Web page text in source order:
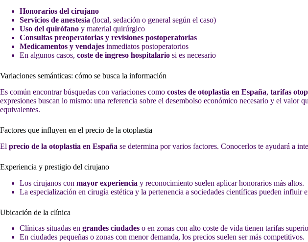
Honorarios del cirujano
Servicios de anestesia (local, sedación o general según el caso)
Uso del quirófano y material quirúrgico
Consultas preoperatorias y revisiones postoperatorias
Medicamentos y vendajes inmediatos postoperatorios
En algunos casos, coste de ingreso hospitalario si es necesario
Variaciones semánticas: cómo se busca la información
Es común encontrar búsquedas con variaciones como costes de otoplastia en España, tarifas
expresiones buscan lo mismo: una referencia sobre el desembolso económico necesario y el
equivalentes.
Factores que influyen en el precio de la otoplastia
El precio de la otoplastia en España se determina por varios factores. Conocerlos te ayudará a
Experiencia y prestigio del cirujano
Los cirujanos con mayor experiencia y reconocimiento suelen aplicar honorarios más altos.
La especialización en cirugía estética y la pertenencia a sociedades científicas pueden influir
Ubicación de la clínica
Clínicas situadas en grandes ciudades o en zonas con alto coste de vida tienen tarifas
En ciudades pequeñas o zonas con menor demanda, los precios suelen ser más competitivos.